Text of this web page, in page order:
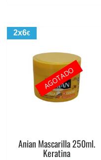
2x6€
Anian Mascarilla 250ml.
Keratina
AGOTADO